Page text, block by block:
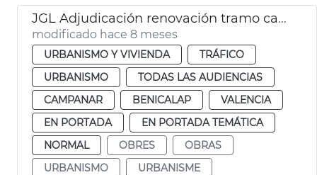
JGL Adjudicación renovación tramo calzada las Cortes Valencianas
modificado hace 8 meses
URBANISMO Y VIVIENDA
TRÁFICO
URBANISMO
TODAS LAS AUDIENCIAS
CAMPANAR
BENICALAP
VALENCIA
EN PORTADA
EN PORTADA TEMÁTICA
NORMAL
OBRES
OBRAS
URBANISMO
URBANISME